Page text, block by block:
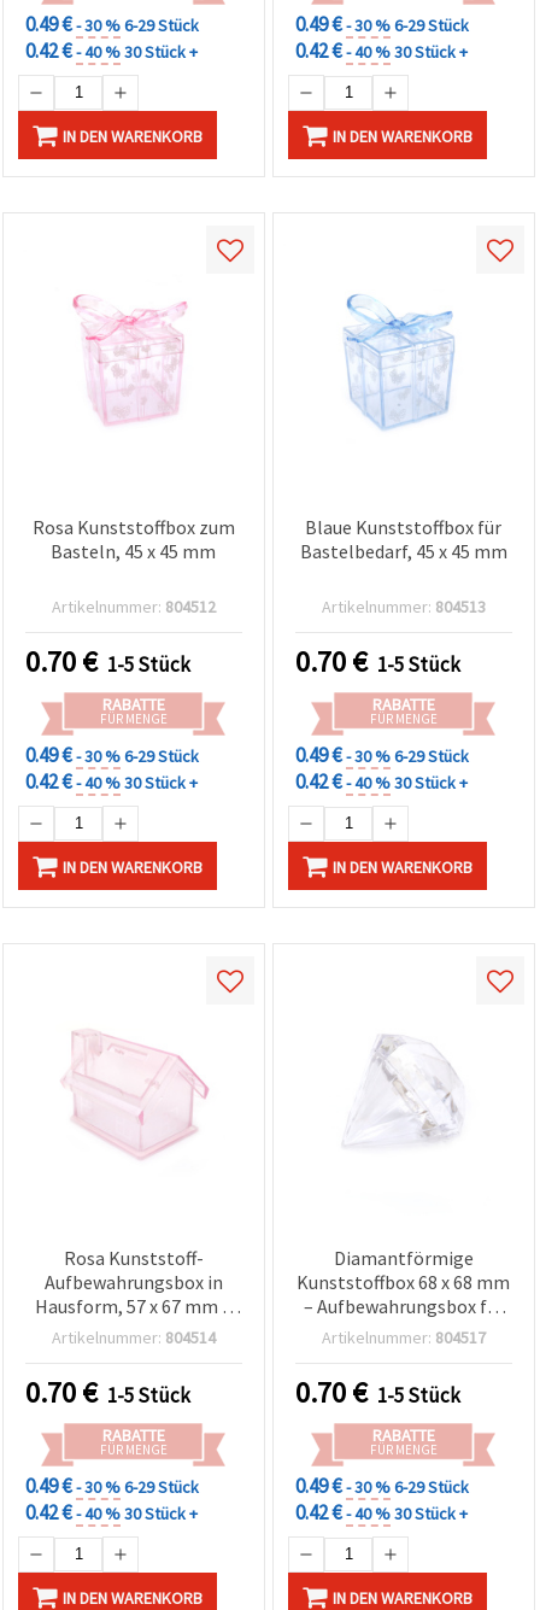
0.49 €- 30 %6-29 Stück
0.42 €- 40 %30 Stück +
IN DEN WARENKORB
0.49 €- 30 %6-29 Stück
0.42 €- 40 %30 Stück +
IN DEN WARENKORB
Rosa Kunststoffbox zum
Basteln, 45 x 45 mm
Artikelnummer: 804512
0.70€ 1-5 Stück
RABATTE
FÜR MENGE
0.49 €- 30 %6-29 Stück
0.42 €- 40 %30 Stück +
IN DEN WARENKORB
Blaue Kunststoffbox für
Bastelbedarf, 45 x 45 mm
Artikelnummer: 804513
0.70€ 1-5 Stück
RABATTE
FÜR MENGE
0.49 €- 30 %6-29 Stück
0.42 €- 40 %30 Stück +
IN DEN WARENKORB
Rosa Kunststoff-
Aufbewahrungsbox in
Hausform, 57 x 67 mm –
für Basteln & DIY
Artikelnummer: 804514
0.70€ 1-5 Stück
RABATTE
FÜR MENGE
0.49 €- 30 %6-29 Stück
0.42 €- 40 %30 Stück +
IN DEN WARENKORB
Diamantförmige
Kunststoffbox 68 x 68 mm
– Aufbewahrungsbox für
Bastelbedarf, Perlen &
Artikelnummer: 804517
0.70€ 1-5 Stück
RABATTE
FÜR MENGE
0.49 €- 30 %6-29 Stück
0.42 €- 40 %30 Stück +
IN DEN WARENKORB